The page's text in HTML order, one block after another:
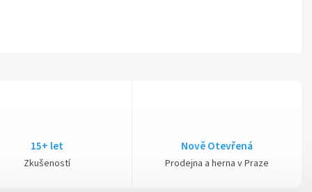
15+ let
Zkušeností
Nově Otevřená
Prodejna a herna v Praze